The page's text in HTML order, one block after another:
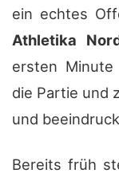
ein echtes
Athletika
ersten
die Partie und
und
Bereits früh